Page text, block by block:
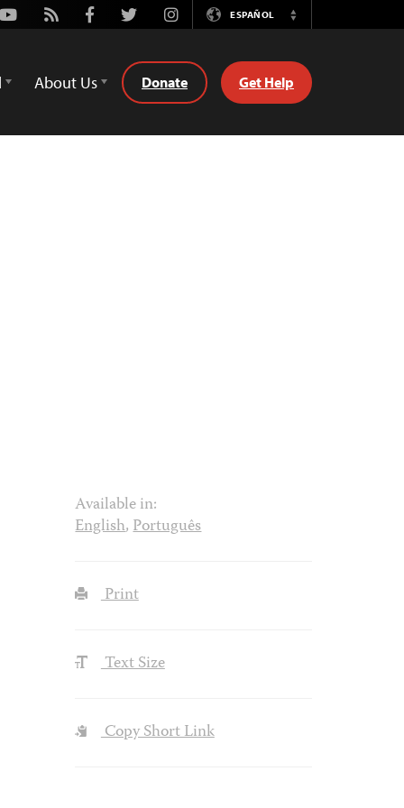
Youtube
Rss FacebookTwitterInstagramESPAÑOL
Switch
About Us Donate Get Help
Available in:
English,Português
Print
Text Size
Copy Short Link